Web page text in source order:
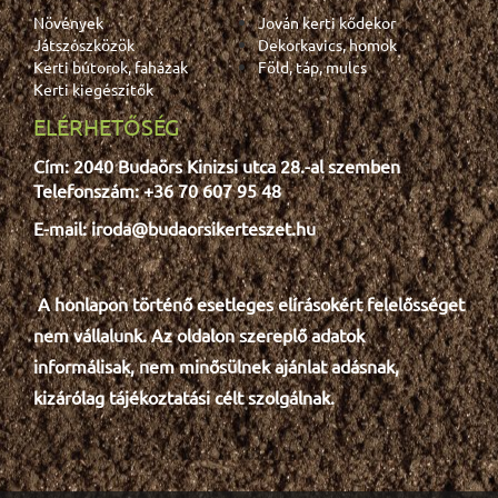
Növények
Jován kerti kődekor
Játszószközök
Dekorkavics, homok
Kerti bútorok, faházak
Föld, táp, mulcs
Kerti kiegészítők
ELÉRHETŐSÉG
Cím: 2040 Budaörs Kinizsi utca 28.-al szemben
Telefonszám: +36 70 607 95 48
E-mail: iroda@budaorsikerteszet.hu
A honlapon történő esetleges elírásokért felelősséget
nem vállalunk. Az oldalon szereplő adatok
informálisak, nem minősülnek ajánlat adásnak,
kizárólag tájékoztatási célt szolgálnak.